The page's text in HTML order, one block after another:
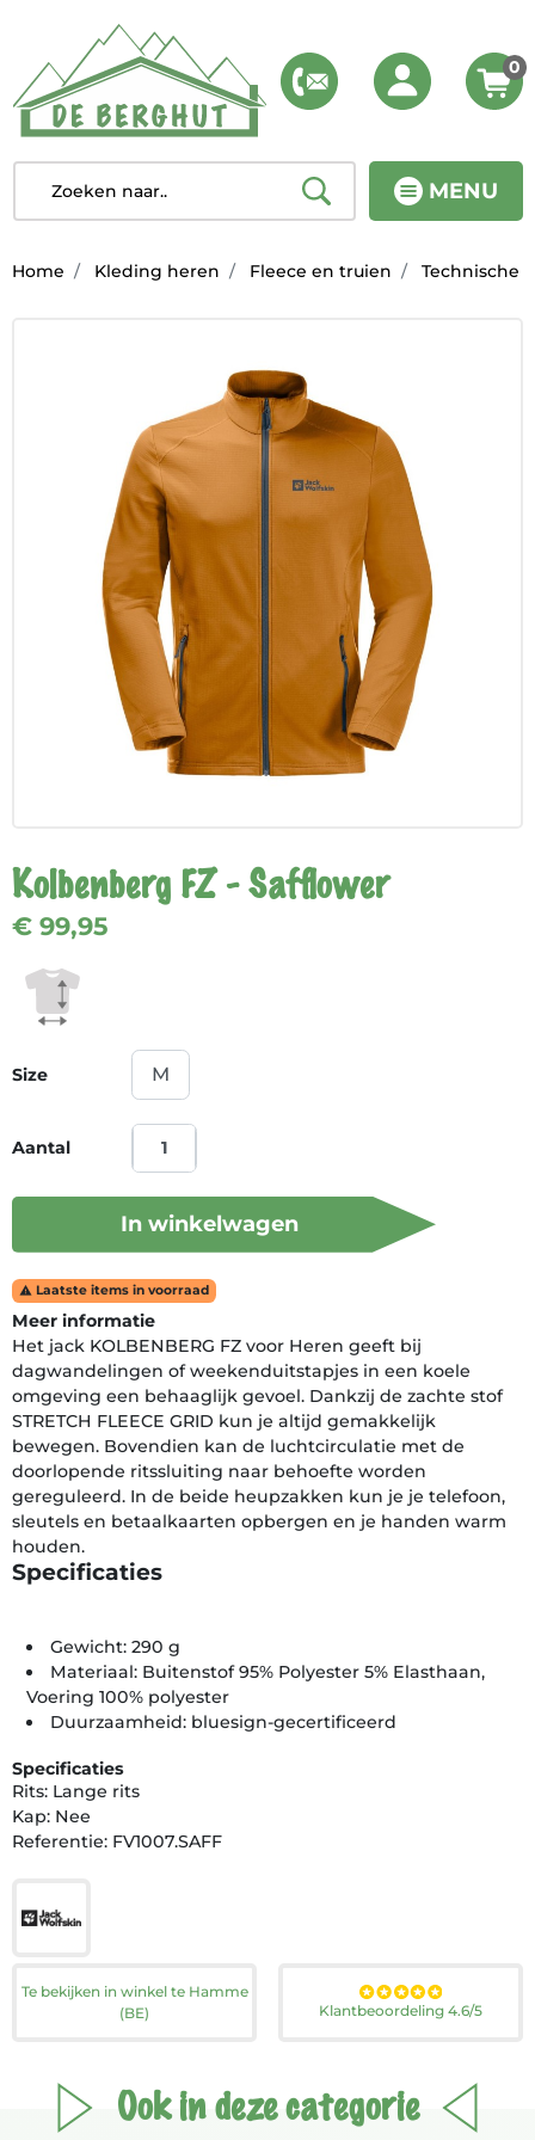
MENU
0
Home Kleding heren Fleece en truien Technische
Kolbenberg FZ - Safflower
€ 99,95
Size
Aantal
In winkelwagen
 Laatste items in voorraad
Meer informatie
Het jack KOLBENBERG FZ voor Heren geeft bij
dagwandelingen of weekenduitstapjes in een koele
omgeving een behaaglijk gevoel. Dankzij de zachte stof
STRETCH FLEECE GRID kun je altijd gemakkelijk
bewegen. Bovendien kan de luchtcirculatie met de
doorlopende ritssluiting naar behoefte worden
gereguleerd. In de beide heupzakken kun je je telefoon,
sleutels en betaalkaarten opbergen en je handen warm
houden.
Specificaties
Gewicht: 290 g
Materiaal: Buitenstof 95% Polyester 5% Elasthaan,
Voering 100% polyester
Duurzaamheid: bluesign-gecertificeerd
Specificaties
Rits: Lange rits
Kap: Nee
Referentie: FV1007.SAFF
Te bekijken in winkel te Hamme
(BE)
Klantbeoordeling 4.6/5
Ook in deze categorie